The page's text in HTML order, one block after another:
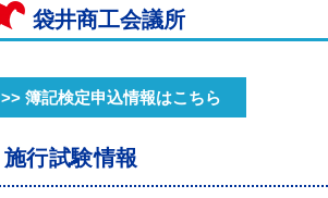
袋井商工会議所
>> 簿記検定申込情報はこちら
施行試験情報